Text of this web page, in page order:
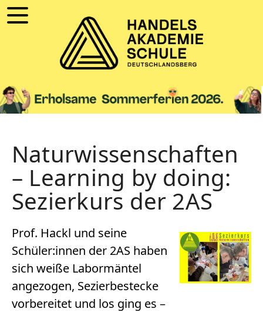
Naturwissenschaften
– Learning by doing:
Sezierkurs der 2AS
Prof. Hackl und seine
Schüler:innen der 2AS haben
sich weiße Labormäntel
angezogen, Sezierbestecke
vorbereitet und los ging es –